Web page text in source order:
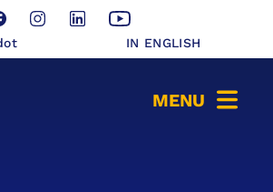
FacebookInstagram
LinkedInYouTube
IN ENGLISH